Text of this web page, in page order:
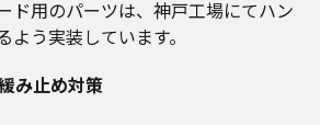
ド用のパーツは、神戸工場にてハン
う実装しています。
み止め対策